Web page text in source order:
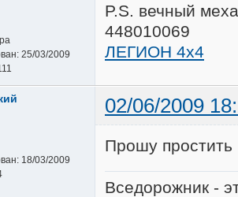
25/03/2009
P.S. вечный
448010069
ЛЕГИОН 4х4
02/06/2009
18/03/2009
Прошу простить
Вседорожник -